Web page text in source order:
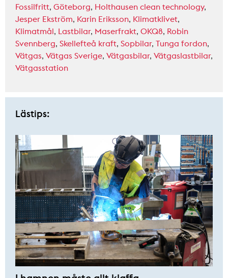
Fossilfritt, Göteborg, Holthausen clean technology,
Jesper Ekström, Karin Eriksson, Klimatklivet,
Klimatmål, Lastbilar, Maserfrakt, OKQ8, Robin
Svennberg, Skellefteå kraft, Sopbilar, Tunga fordon,
Vätgas, Vätgas Sverige, Vätgasbilar, Vätgaslastbilar,
Vätgasstation
Lästips: